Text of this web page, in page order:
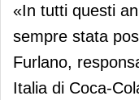
«In tutti questi
sempre stata
Furlano,
Italia di Coca-